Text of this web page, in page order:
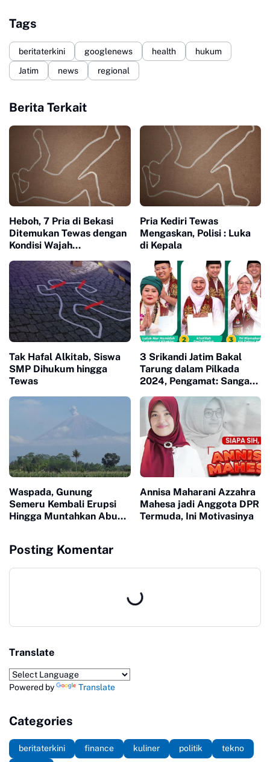
Tags
beritaterkini googlenews health
hukum
Jatim
news regional
Berita Terkait
Heboh, 7 Pria di Bekasi
Ditemukan Tewas dengan
Kondisi Wajah
Pria Kediri Tewas
Mengaskan, Polisi : Luka
di Kepala
Tak Hafal Alkitab, Siswa
SMP Dihukum hingga
Tewas
3 Srikandi Jatim Bakal
Tarung dalam Pilkada
2024, Pengamat: Sangat
Waspada, Gunung
Semeru Kembali Erupsi
Hingga Muntahkan Abu
Annisa Maharani Azzahra
Mahesa jadi Anggota DPR
Termuda, Ini Motivasinya
Posting Komentar
Translate
Powered by Translate
Categories
beritaterkini finance kuliner politik
tekno